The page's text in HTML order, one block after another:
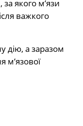
якого м’язи
важкого
дію, а заразом
м’язової